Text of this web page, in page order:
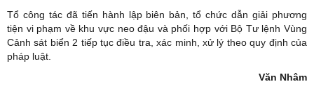
Tổ công tác đã tiến hành lập biên bản, tổ chức dẫn giải phương
tiện vi phạm về khu vực neo đậu và phối hợp với Bộ Tư lệnh Vùng
Cảnh sát biển 2 tiếp tục điều tra, xác minh, xử lý theo quy định của
pháp luật.
Văn Nhâm